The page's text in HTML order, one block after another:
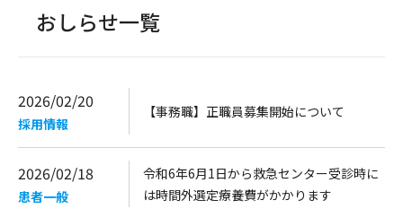
おしらせ一覧
2026/02/20
採用情報
【事務職】正職員募集開始について
2026/02/18
患者一般
令和6年6月1日から救急センター受診時に
は時間外選定療養費がかかります